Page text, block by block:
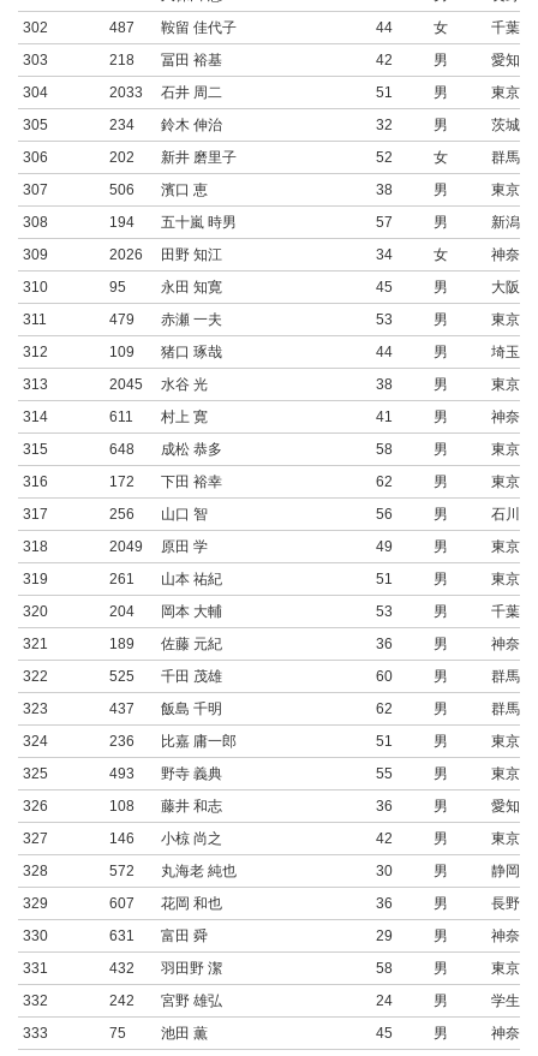
302
487 鞍留 佳代子 44 女
千葉県
303
218 冨田 裕基 42 男
愛知県
304
2033 石井 周二 51 男
東京都
305
234 鈴木 伸治 32 男
茨城県
306
202 新井 磨里子 52 女
群馬県
307
506 濱口 恵 38 男
東京都
308
194 五十嵐 時男 57 男
新潟県
309
2026 田野 知江 34 女
神奈川
310
95 永田 知寛 45 男
大阪府
311
479 赤瀬 一夫 53 男
東京都
312
109 猪口 琢哉 44 男
埼玉県
313
2045 水谷 光 38 男
東京都
314
611 村上 寛 41 男
神奈川
315
648 成松 恭多 58 男
東京都
316
172 下田 裕幸 62 男
東京都
317
256 山口 智 56 男
石川県
318
2049 原田 学 49 男
東京都
319
261 山本 祐紀 51 男
東京都
320
204 岡本 大輔 53 男
千葉県
321
189 佐藤 元紀 36 男
神奈川
322
525 千田 茂雄 60 男
群馬県
323
437 飯島 千明 62 男
群馬県
324
236 比嘉 庸一郎 51 男
東京都
325
493 野寺 義典 55 男
東京都
326
108 藤井 和志 36 男
愛知県
327
146 小椋 尚之 42 男
東京都
328
572 丸海老 純也 30 男
静岡県
329
607 花岡 和也 36 男
長野県
330
631 富田 舜 29 男
神奈川
331
432 羽田野 潔 58 男
東京都
332
242 宮野 雄弘 24 男
学生連
333
75 池田 薫 45 男
神奈川